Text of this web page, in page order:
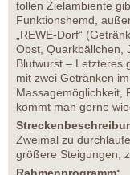
tollen Zielambiente
Funktionshemd,
„REWE-Dorf“
Obst, Quarkbällchen,
Blutwurst – Letzteres
mit zwei Getränken
Massagemöglichkeit,
kommt man gerne
Zweimal zu
größere Steigungen,